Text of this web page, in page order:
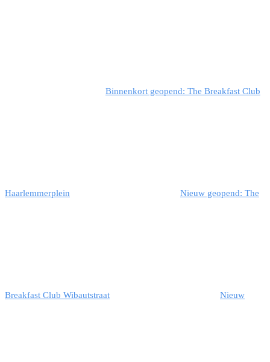
Binnenkort geopend: The Breakfast Club
Haarlemmerplein Nieuw geopend: The
Breakfast Club Wibautstraat Nieuw